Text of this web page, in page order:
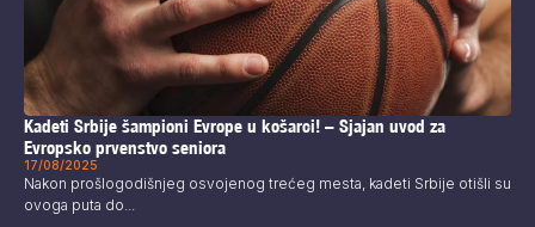
Kadeti Srbije šampioni Evrope u košarci! – Sjajan uvod za
Evropsko prvenstvo seniora
17/08/2025
Nakon prošlogodišnjeg osvojenog trećeg mesta, kadeti Srbije otišli su
ovoga puta do...